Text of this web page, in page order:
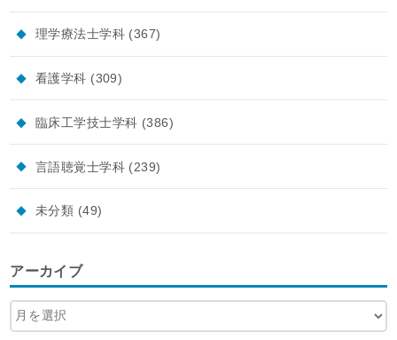
理学療法士学科 (367)
看護学科 (309)
臨床工学技士学科 (386)
言語聴覚士学科 (239)
未分類 (49)
アーカイブ